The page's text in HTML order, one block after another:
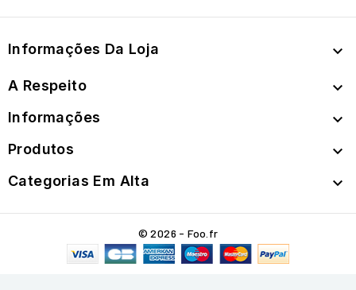
Informações Da Loja 
A Respeito 
Informações 
Produtos 
Categorias Em Alta 
© 2026 - Foo.fr